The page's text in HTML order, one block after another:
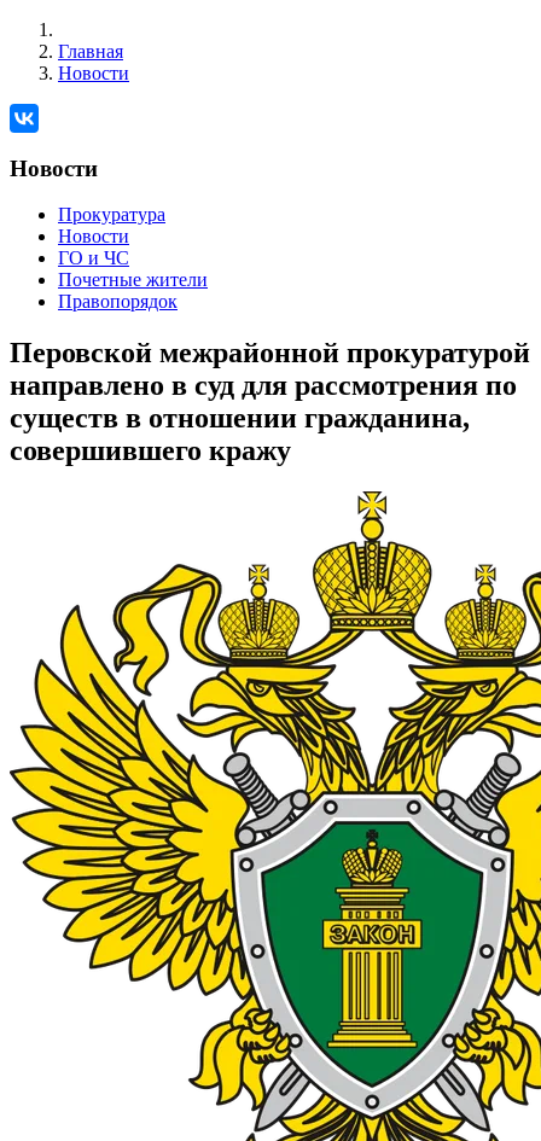
Главная
Новости
Новости
Прокуратура
Новости
ГО и ЧС
Почетные жители
Правопорядок
Перовской межрайонной прокуратурой
направлено в суд для рассмотрения по
существ в отношении гражданина,
совершившего кражу